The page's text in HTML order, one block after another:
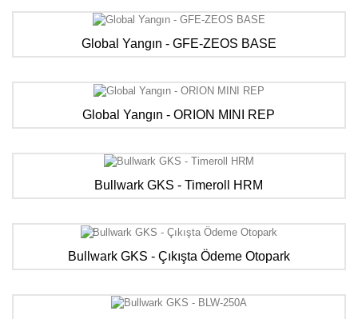
Global Yangın - GFE-ZEOS BASE
Global Yangın - ORION MINI REP
Bullwark GKS - Timeroll HRM
Bullwark GKS - Çıkışta Ödeme Otopark